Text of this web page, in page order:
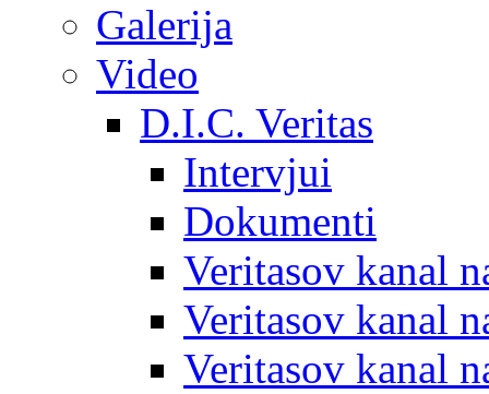
Galerija
Video
D.I.C. Veritas
Intervjui
Dokumenti
Veritasov kanal
Veritasov kanal
Veritasov kanal